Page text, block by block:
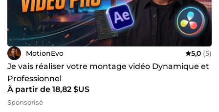
MotionEvo 5,0 (5)
Je vais réaliser votre montage vidéo Dynamique et
Professionnel
À partir de 18,82 $US
Sponsorisé